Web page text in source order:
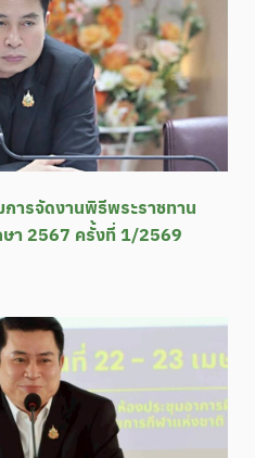
ารจัดงานพิธีพระราชทาน
า 2567 ครั้งที่ 1/2569